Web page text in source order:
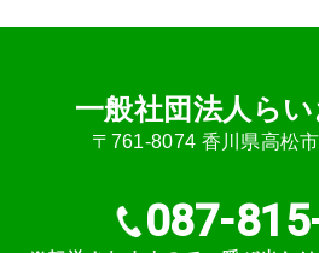
⼀般社団法⼈ら
〒761-8074 ⾹川県⾼松
087-